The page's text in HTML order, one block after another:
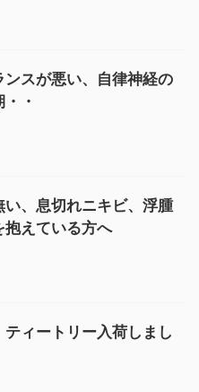
ンスが悪い、自律神経の
・
い、息切れニキビ、浮腫
抱えている方へ
ィートリー入荷しまし